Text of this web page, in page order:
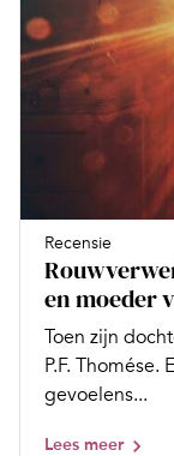
Recensie
en moeder
Toen zijn
P.F. Thomése.
gevoelens...
Lees meer